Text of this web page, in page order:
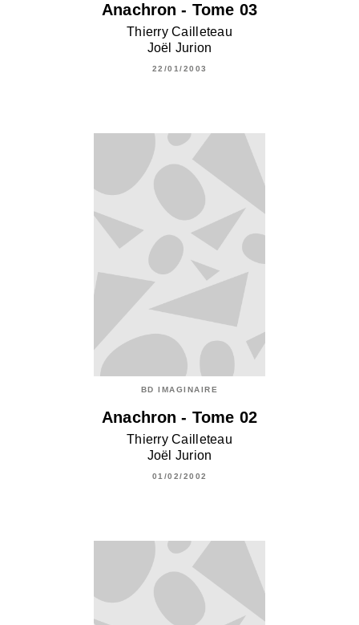
Anachron - Tome 03
Thierry Cailleteau
Joël Jurion
22/01/2003
BD IMAGINAIRE
Anachron - Tome 02
Thierry Cailleteau
Joël Jurion
01/02/2002